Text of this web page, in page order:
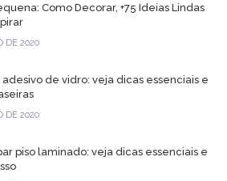
Como Decorar, +75 Ideias Lindas
DE 2020
adesivo de vidro: veja dicas essenciais e
DE 2020
piso laminado: veja dicas essenciais e